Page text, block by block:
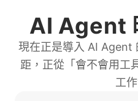
AI Agent
現在正是導入 AI Agent
距，正從「會不會用工
工作